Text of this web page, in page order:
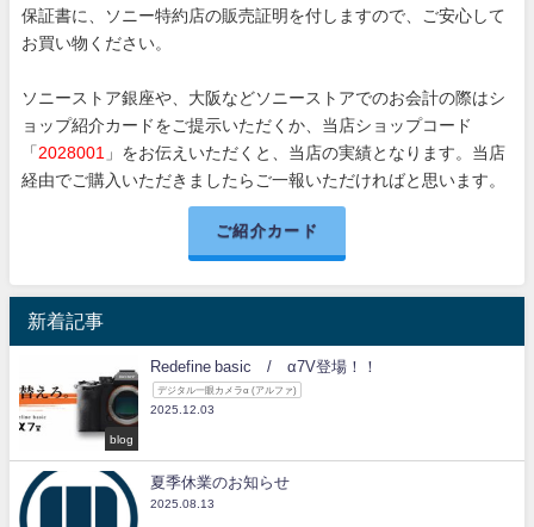
保証書に、ソニー特約店の販売証明を付しますので、ご安心して
お買い物ください。
ソニーストア銀座や、大阪などソニーストアでのお会計の際はシ
ョップ紹介カードをご提示いただくか、当店ショップコード
「 2028001
」をお伝えいただくと、当店の実績となります。当店
経由でご購入いただきましたらご一報いただければと思います。
ご紹介カード
新着記事
blog
Redefine basic / α7V登場！！
デジタル一眼カメラα (アルファ)
2025.12.03
夏季休業のお知らせ
2025.08.13